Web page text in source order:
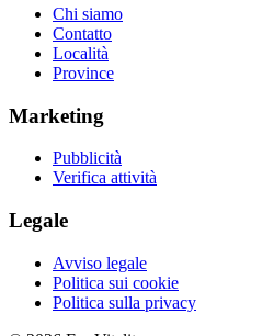
Chi siamo
Contatto
Località
Province
Marketing
Pubblicità
Verifica attività
Legale
Avviso legale
Politica sui cookie
Politica sulla privacy